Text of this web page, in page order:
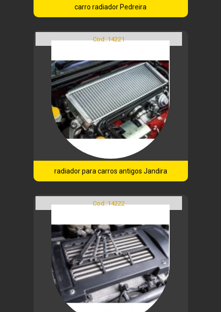
carro radiador Pedreira
Cod.:14221
radiador para carros antigos Jandira
Cod.:14222